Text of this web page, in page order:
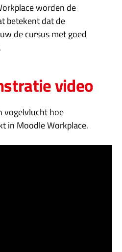
worden de
betekent dat de
de cursus met goed
video
vogelvlucht hoe
in Moodle Workplace.